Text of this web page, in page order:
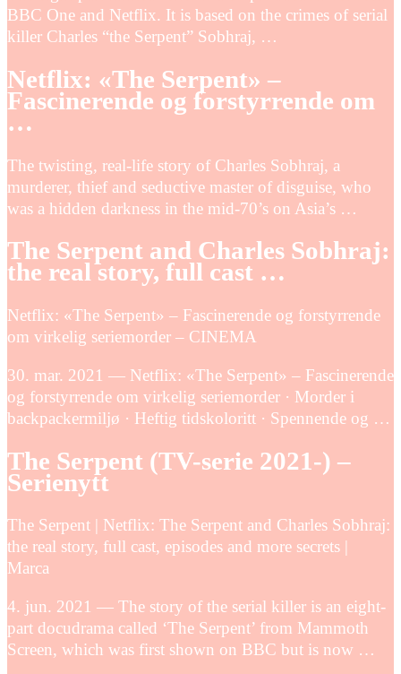
BBC One and Netflix. It is based on the crimes of serial
killer Charles “the Serpent” Sobhraj, …
Netflix: «The Serpent» –
Fascinerende og forstyrrende om
…
The twisting, real-life story of Charles Sobhraj, a
murderer, thief and seductive master of disguise, who
was a hidden darkness in the mid-70’s on Asia’s …
The Serpent and Charles Sobhraj:
the real story, full cast …
Netflix: «The Serpent» – Fascinerende og forstyrrende
om virkelig seriemorder – CINEMA
30. mar. 2021 — Netflix: «The Serpent» – Fascinerende
og forstyrrende om virkelig seriemorder · Morder i
backpackermiljø · Heftig tidskoloritt · Spennende og …
The Serpent (TV-serie 2021-) –
Serienytt
The Serpent | Netflix: The Serpent and Charles Sobhraj:
the real story, full cast, episodes and more secrets |
Marca
4. jun. 2021 — The story of the serial killer is an eight-
part docudrama called ‘The Serpent’ from Mammoth
Screen, which was first shown on BBC but is now …